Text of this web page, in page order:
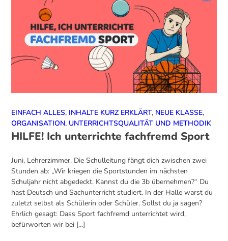
EINFACH ALLES, INHALTE KURZ ERKLÄRT, NEUE KLASSE,
ORGANISATION, UNTERRICHTSQUALITÄT UND METHODIK
HILFE! Ich unterrichte fachfremd Sport
Juni, Lehrerzimmer. Die Schulleitung fängt dich zwischen zwei
Stunden ab: „Wir kriegen die Sportstunden im nächsten
Schuljahr nicht abgedeckt. Kannst du die 3b übernehmen?“ Du
hast Deutsch und Sachunterricht studiert. In der Halle warst du
zuletzt selbst als Schülerin oder Schüler. Sollst du ja sagen?
Ehrlich gesagt: Dass Sport fachfremd unterrichtet wird,
befürworten wir bei [...]